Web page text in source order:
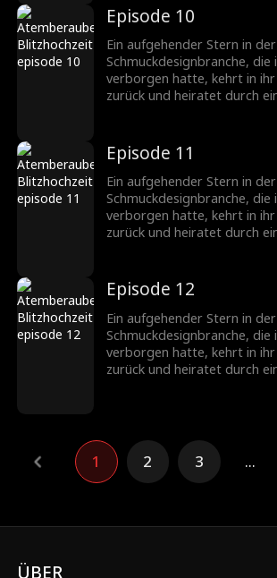
verschiedene Hindernisse
wächst ihre Zuneigung
werden ein gefeiertes Paar
Schmuckbranche.
Episode 10
Ein aufgehender Stern in der
Schmuckdesignbranche,
verborgen hatte, kehrt in
zurück und heiratet durch
verschiedene Hindernisse
wächst ihre Zuneigung
werden ein gefeiertes Paar
Schmuckbranche.
Episode 11
Ein aufgehender Stern in der
Schmuckdesignbranche,
verborgen hatte, kehrt in
zurück und heiratet durch
verschiedene Hindernisse
wächst ihre Zuneigung
werden ein gefeiertes Paar
Schmuckbranche.
Episode 12
Ein aufgehender Stern in der
Schmuckdesignbranche,
verborgen hatte, kehrt in
zurück und heiratet durch
wächst ihre Zuneigung
werden ein gefeiertes Paar
Schmuckbranche.
1 2 3 ...
ÜBER